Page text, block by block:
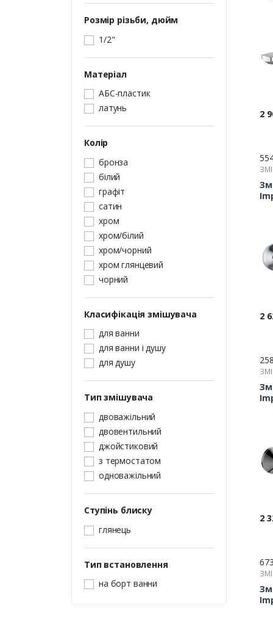
Розмір різьби, дюйм
1/2"
Матеріал
АБС-пластик
латунь
Колір
бронза
білий
графіт
сатин
хром
хром/білий
хром/чорний
хром глянцевий
чорний
Класифікація змішувача
для ванни
для ванни і душу
для душу
Тип змішувача
двоважільний
двовентильний
джойстиковий
з термостатом
одноважільний
Ступінь блиску
глянець
Тип встановлення
на борт ванни
2
2
2